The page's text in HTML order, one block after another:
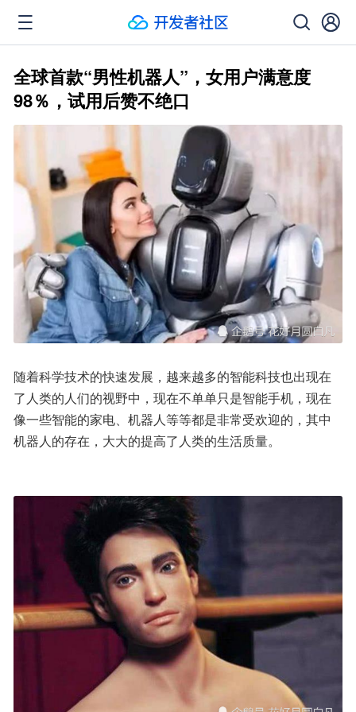
全球首款“男性机器人”，女用户满意度
98％，试用后赞不绝口
随着科学技术的快速发展，越来越多的智能科技也出现在
了人类的人们的视野中，现在不单单只是智能手机，现在
像一些智能的家电、机器人等等都是非常受欢迎的，其中
机器人的存在，大大的提高了人类的生活质量。